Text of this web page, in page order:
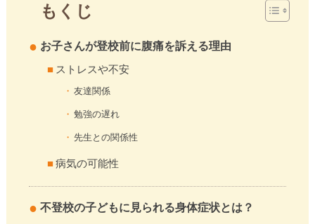
もくじ
お子さんが登校前に腹痛を訴える理由
ストレスや不安
友達関係
勉強の遅れ
先生との関係性
病気の可能性
不登校の子どもに見られる身体症状とは？